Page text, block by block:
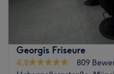
aufatmen kann! In der
Sabine Amend und ihr
und absolute
eingerichteten Salon setzt
individuelle Beratung und
getreu dem Motto „Super
Georgis Friseure
4,8
809